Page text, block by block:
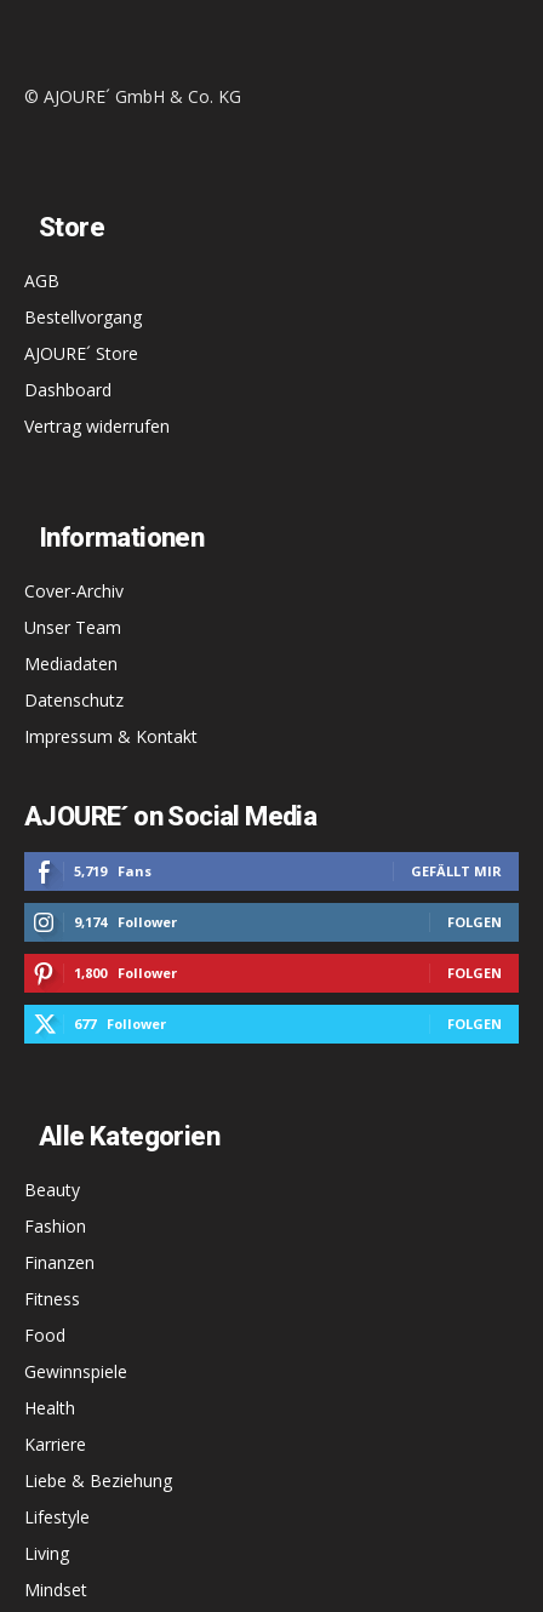
© AJOURE´ GmbH & Co. KG
Store
AGB
Bestellvorgang
AJOURE´ Store
Dashboard
Vertrag widerrufen
Informationen
Cover-Archiv
Unser Team
Mediadaten
Datenschutz
Impressum & Kontakt
AJOURE´ on Social Media
5,719 Fans GEFÄLLT MIR
9,174 Follower FOLGEN
1,800 Follower FOLGEN
677 Follower FOLGEN
Alle Kategorien
Beauty
Fashion
Finanzen
Fitness
Food
Gewinnspiele
Health
Karriere
Liebe & Beziehung
Lifestyle
Living
Mindset